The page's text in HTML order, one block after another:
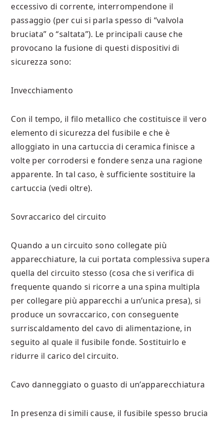
eccessivo di corrente, interrompendone il
passaggio (per cui si parla spesso di “valvola
bruciata” o “saltata”). Le principali cause che
provocano la fusione di questi dispositivi di
sicurezza sono:
Invecchiamento
Con il tempo, il filo metallico che costituisce il vero
elemento di sicurezza del fusibile e che è
alloggiato in una cartuccia di ceramica finisce a
volte per corrodersi e fondere senza una ragione
apparente. In tal caso, è sufficiente sostituire la
cartuccia (vedi oltre).
Sovraccarico del circuito
Quando a un circuito sono collegate più
apparecchiature, la cui portata complessiva supera
quella del circuito stesso (cosa che si verifica di
frequente quando si ricorre a una spina multipla
per collegare più apparecchi a un’unica presa), si
produce un sovraccarico, con conseguente
surriscaldamento del cavo di alimentazione, in
seguito al quale il fusibile fonde. Sostituirlo e
ridurre il carico del circuito.
Cavo danneggiato o guasto di un’apparecchiatura
In presenza di simili cause, il fusibile spesso brucia